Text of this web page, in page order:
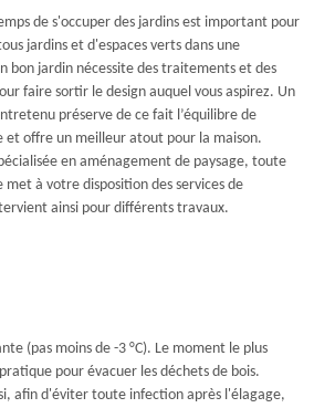
de s'occuper des jardins est important pour
jardins et d'espaces verts dans une
bon jardin nécessite des traitements et des
faire sortir le design auquel vous aspirez. Un
préserve de ce fait l’équilibre de
et offre un meilleur atout pour la maison.
en aménagement de paysage, toute
met à votre disposition des services de
ainsi pour différents travaux.
(pas moins de -3 °C). Le moment le plus
pour évacuer les déchets de bois.
afin d'éviter toute infection après l'élagage,